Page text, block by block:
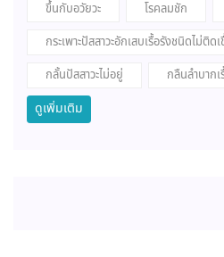
ขึ้นกับอวัยวะ โรคลมชัก
กระเพาะปัสสาวะอักเสบเรื้อรังชนิดไม่ติด
กลั้นปัสสาวะไม่อยู่
กลืนลำบากเ
ดูเพิ่มเติม